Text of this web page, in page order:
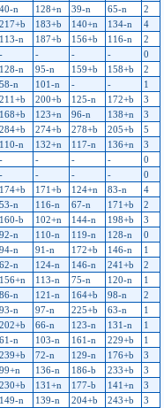
40-n 128+n 39-n 65-n
2
217+b 183+b 140+n 134-n
4
113-n 187+b 156+b 116-n
2
- - - -
0
128-n 95-n 159+b 158+b
2
58-n 101-n - -
1
211+b 200+b 125-n 172+b
3
168+b 123+n 96-n 138+n
3
284+b 274+b 278+b 205+b
5
110-n 132+n 117-n 136+n
3
- - - -
0
- - - -
0
174+b 171+b 124+n 83-n
4
53-n 116-n 67-n 171+b
2
160-b 102+n 144-n 198+b
3
92-n 110-n 119-n 128-n
0
94-n 91-n 172+b 146-n
1
62-n 124-n 146-n 241+b
2
156+n 113-n 75-n 120-n
1
86-n 121-n 164+b 98-n
2
93-n 97-n 225+b 63-n
1
202+b 66-n 123-n 131-n
1
61-n 103-n 161-n 229+b
1
239+b 72-n 129-n 176+b
3
99+n 136-n 186-b 233+b
3
230+b 131+n 177-b 141+n
3
149-n 139-n 204+b 243+b 3